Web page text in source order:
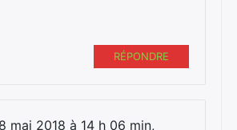
RÉPONDRE
mai 2018 à 14 h 06 min,